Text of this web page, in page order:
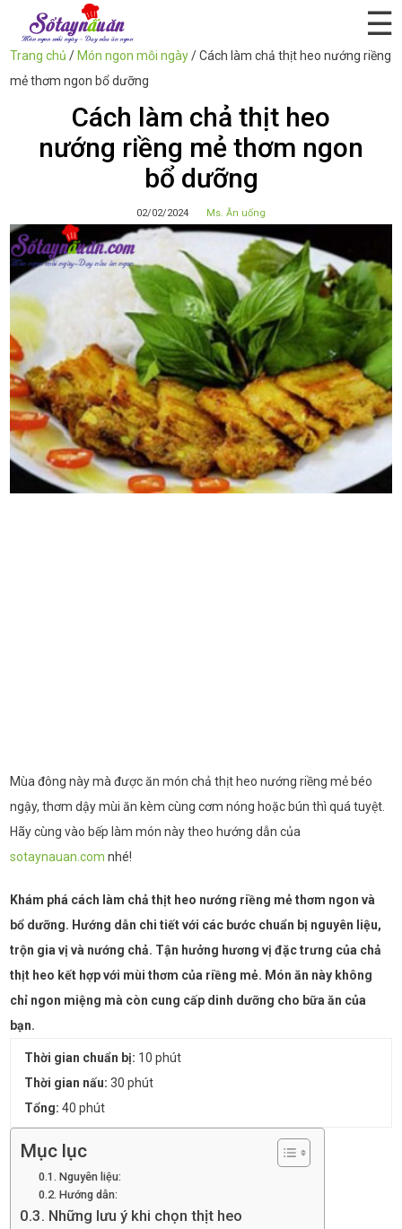
☰
Trang chủ / Món ngon mỗi ngày/Cách làm chả thịt heo nướng riềng
mẻ thơm ngon bổ dưỡng
Cách làm chả thịt heo
nướng riềng mẻ thơm ngon
bổ dưỡng
02/02/2024 Ms. Ăn uống
Mùa đông này mà được ăn món chả thịt heo nướng riềng mẻ béo
ngậy, thơm dậy mùi ăn kèm cùng cơm nóng hoặc bún thì quá tuyệt.
Hãy cùng vào bếp làm món này theo hướng dẫn của
sotaynauan.com nhé!
Khám phá cách làm chả thịt heo nướng riềng mẻ thơm ngon và
bổ dưỡng. Hướng dẫn chi tiết với các bước chuẩn bị nguyên liệu,
trộn gia vị và nướng chả. Tận hưởng hương vị đặc trưng của chả
thịt heo kết hợp với mùi thơm của riềng mẻ. Món ăn này không
chỉ ngon miệng mà còn cung cấp dinh dưỡng cho bữa ăn của
bạn.
Thời gian chuẩn bị: 10 phút
Thời gian nấu: 30 phút
Tổng: 40 phút
Mục lục
Nguyên liệu:
Hướng dẫn:
Những lưu ý khi chọn thịt heo